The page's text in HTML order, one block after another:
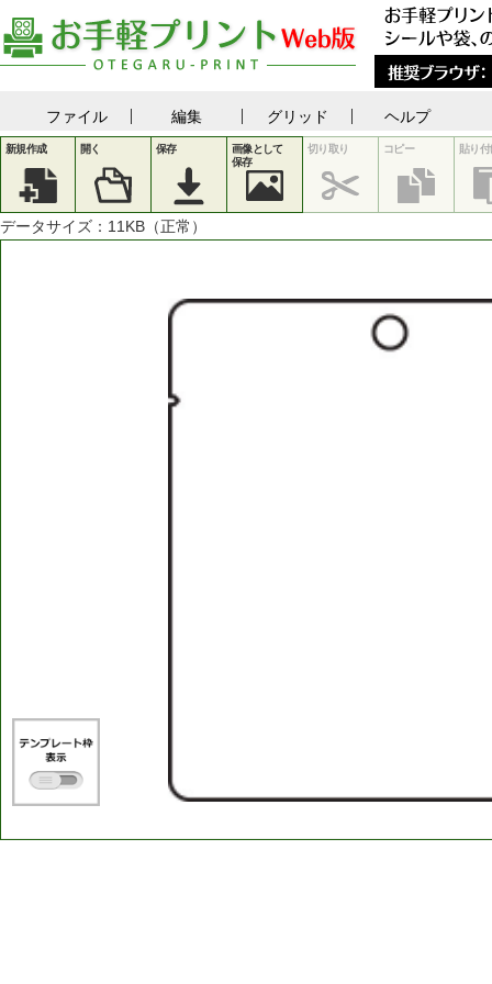
ファイル 編集 グリッド ヘルプ
新規作成 開く 保存
画像として
保存
切り取り コピー 貼り付
データサイズ： 11 KB（正常）